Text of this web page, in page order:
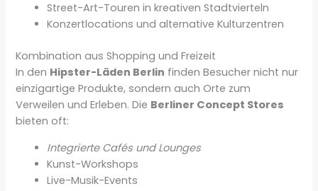
Street-Art-Touren in kreativen Stadtvierteln
Konzertlocations und alternative Kulturzentren
Kombination aus Shopping und Freizeit
In den Hipster-Läden Berlin finden Besucher nicht nur
einzigartige Produkte, sondern auch Orte zum
Verweilen und Erleben. Die Berliner Concept Stores
bieten oft:
Integrierte Cafés und Lounges
Kunst-Workshops
Live-Musik-Events